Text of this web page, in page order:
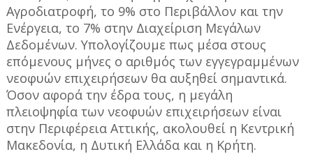
Αγροδιατροφή, το 9% στο Περιβάλλον και την
Ενέργεια, το 7% στην Διαχείριση Μεγάλων
Δεδομένων. Υπολογίζουμε πως μέσα στους
επόμενους μήνες ο αριθμός των εγγεγραμμένων
νεοφυών επιχειρήσεων θα αυξηθεί σημαντικά.
Όσον αφορά την έδρα τους, η μεγάλη
πλειοψηφία των νεοφυών επιχειρήσεων είναι
στην Περιφέρεια Αττικής, ακολουθεί η Κεντρική
Μακεδονία, η Δυτική Ελλάδα και η Κρήτη.